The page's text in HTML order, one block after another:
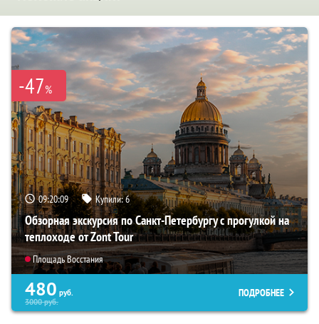
-47%
09:20:08 Купили:6
Обзорная экскурсия по Санкт-Петербургу с прогулкой на
теплоходе от Zont Tour
Площадь Восстания
480 руб.
3000руб.
ПОДРОБНЕЕ